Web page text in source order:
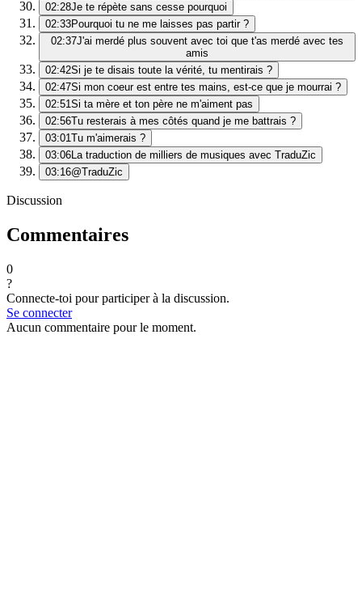
02:28Je te répète sans cesse pourquoi
02:33Pourquoi tu ne me laisses pas partir ?
02:37J'ai merdé plus souvent avec toi que t'as merdé avec tes
amis
02:42Si je te disais toute la vérité, tu mentirais ?
02:47Si mon coeur est entre tes mains, est-ce que je mourrai ?
02:51Si ta mère et ton père ne m'aiment pas
02:56Tu resterais à mes côtés quand je me battrais ?
03:01Tu m'aimerais ?
03:06La traduction de milliers de musiques avec TraduZic
03:16@TraduZic
Discussion
Commentaires
0
?
Connecte-toi pour participer à la discussion.
Se connecter
Aucun commentaire pour le moment.